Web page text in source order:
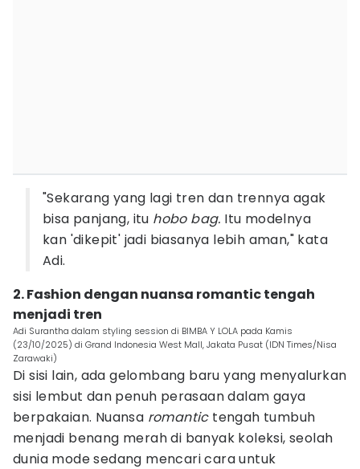
"Sekarang yang lagi tren dan trennya agak
bisa panjang, itu hobo bag. Itu modelnya
kan 'dikepit' jadi biasanya lebih aman," kata
Adi.
2. Fashion dengan nuansa romantic tengah
menjadi tren
Adi Surantha dalam styling session di BIMBA Y LOLA pada Kamis
(23/10/2025) di Grand Indonesia West Mall, Jakata Pusat (IDN Times/Nisa
Zarawaki)
Di sisi lain, ada gelombang baru yang menyalurkan
sisi lembut dan penuh perasaan dalam gaya
berpakaian. Nuansa romantictengah tumbuh
menjadi benang merah di banyak koleksi, seolah
dunia mode sedang mencari cara untuk